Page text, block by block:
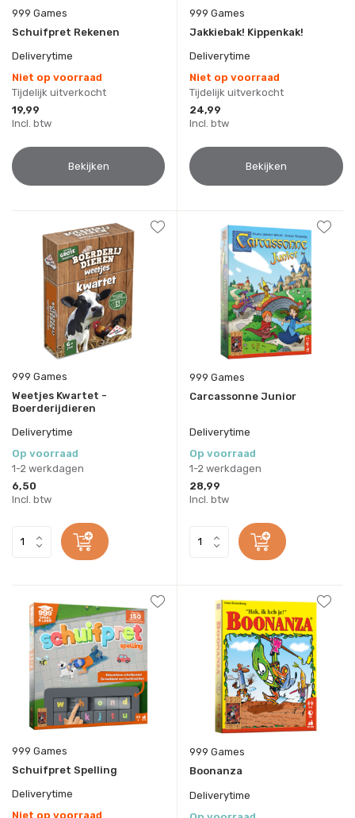
999 Games
Schuifpret Rekenen
Deliverytime
Niet op voorraad
Tijdelijk uitverkocht
19,99
Incl. btw
Bekijken
999 Games
Jakkiebak! Kippenkak!
Deliverytime
Niet op voorraad
Tijdelijk uitverkocht
24,99
Incl. btw
Bekijken
999 Games
Weetjes Kwartet -
Boerderijdieren
Deliverytime
Op voorraad
1-2 werkdagen
6,50
Incl. btw
999 Games
Carcassonne Junior
Deliverytime
Op voorraad
1-2 werkdagen
28,99
Incl. btw
999 Games
Schuifpret Spelling
Deliverytime
Niet op voorraad
999 Games
Boonanza
Deliverytime